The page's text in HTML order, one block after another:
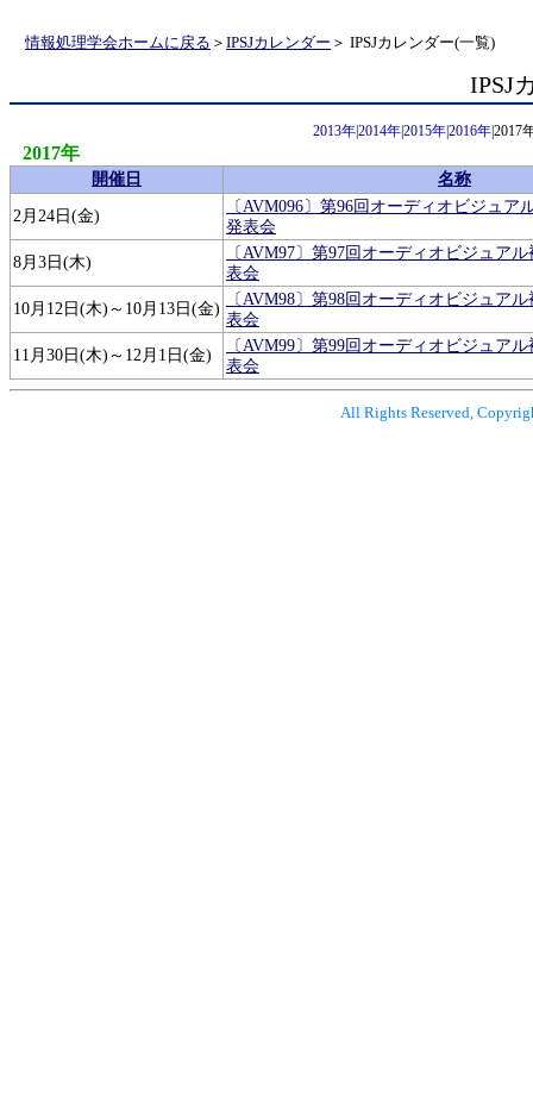
情報処理学会ホームに戻る ＞ IPSJカレンダー ＞ IPSJカレンダー(一覧)
IPSJ
2013年2014年2015年2016年|2017
2017年
開催日 名称
2月24日(金)
〔AVM096〕第96回オーディオビジュア
発表会
8月3日(木)
〔AVM97〕第97回オーディオビジュア
表会
10月12日(木)～10月13日(金)
〔AVM98〕第98回オーディオビジュア
表会
11月30日(木)～12月1日(金)
〔AVM99〕第99回オーディオビジュア
表会
All Rights Reserved,